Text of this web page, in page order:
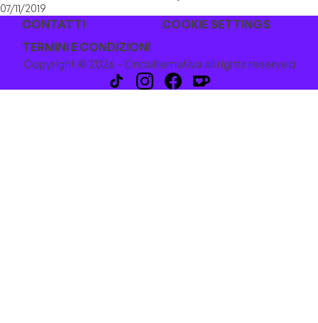
07/11/2019
CONTATTI
COOKIE SETTINGS
TERMINI E CONDIZIONI
Copyright © 2026 - Ondalternativa all rights reserved